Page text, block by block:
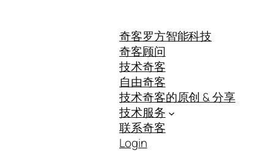
奇客罗方智能科技
奇客顾问
技术奇客
自由奇客
技术奇客的原创 & 分享
技术服务
联系奇客
Login